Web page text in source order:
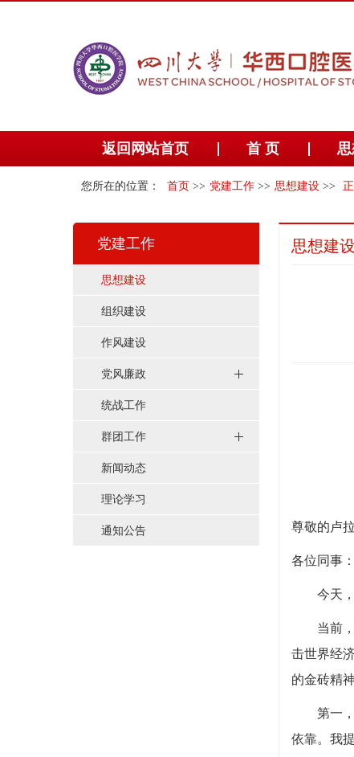
返回网站首页 首 页
您所在的位置： 首页 >> 党建工作 >> 思想建设 >>
党建工作
思想建设
组织建设
作风建设
党风廉政
统战工作
群团工作
新闻动态
理论学习
通知公告
思想建设
尊敬的卢
各位同事：
今天
当前
击世界经
的金砖精
第一
依靠。我